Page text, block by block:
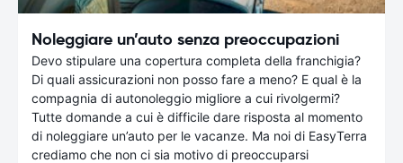
Noleggiare un’auto senza preoccupazioni
Devo stipulare una copertura completa della franchigia?
Di quali assicurazioni non posso fare a meno? E qual è la
compagnia di autonoleggio migliore a cui rivolgermi?
Tutte domande a cui è difficile dare risposta al momento
di noleggiare un’auto per le vacanze. Ma noi di EasyTerra
crediamo che non ci sia motivo di preoccuparsi